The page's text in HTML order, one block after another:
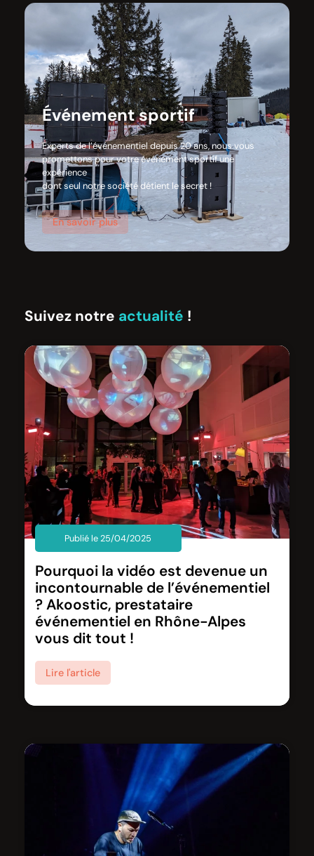
Événement sportif
Experts de l’événementiel depuis 20 ans, nous vous
promettons pour votre événement sportif une
expérience
dont seul notre société détient le secret !
En savoir plus
Suivez notre actualité !
Publié le 25/04/2025
Pourquoi la vidéo est devenue un
incontournable de l’événementiel
? Akoostic, prestataire
événementiel en Rhône-Alpes
vous dit tout !
Lire l'article